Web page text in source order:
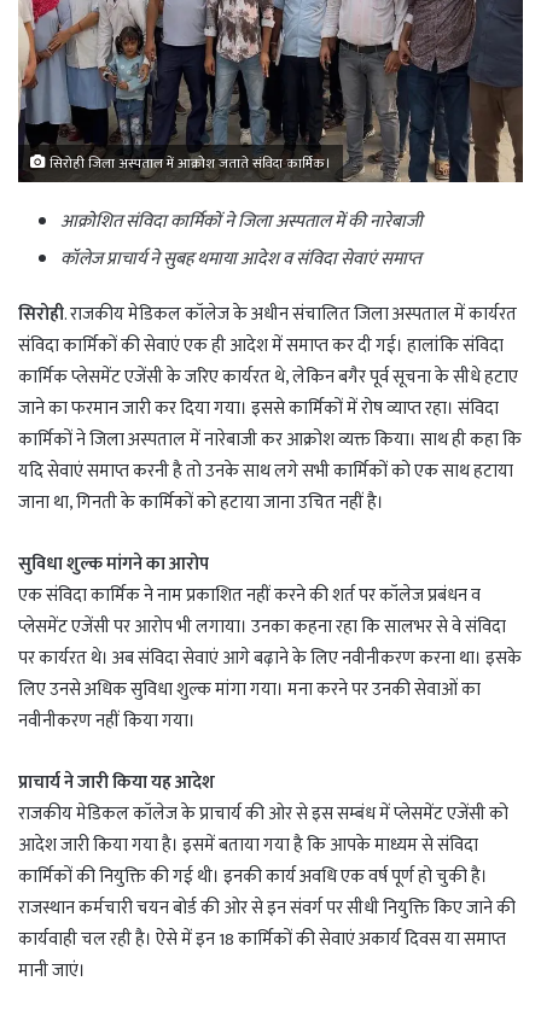
सिरोही जिला अस्पताल में आक्रोश जताते संविदा कार्मिक।
आक्रोशित संविदा कार्मिकों ने जिला अस्पताल में की नारेबाजी
कॉलेज प्राचार्य ने सुबह थमाया आदेश व संविदा सेवाएं समाप्त
सिरोही. राजकीय मेडिकल कॉलेज के अधीन संचालित जिला अस्पताल में कार्यरत
संविदा कार्मिकों की सेवाएं एक ही आदेश में समाप्त कर दी गई। हालांकि संविदा
कार्मिक प्लेसमेंट एजेंसी के जरिए कार्यरत थे, लेकिन बगैर पूर्व सूचना के सीधे हटाए
जाने का फरमान जारी कर दिया गया। इससे कार्मिकों में रोष व्याप्त रहा। संविदा
कार्मिकों ने जिला अस्पताल में नारेबाजी कर आक्रोश व्यक्त किया। साथ ही कहा कि
यदि सेवाएं समाप्त करनी है तो उनके साथ लगे सभी कार्मिकों को एक साथ हटाया
जाना था, गिनती के कार्मिकों को हटाया जाना उचित नहीं है।
सुविधा शुल्क मांगने का आरोप
एक संविदा कार्मिक ने नाम प्रकाशित नहीं करने की शर्त पर कॉलेज प्रबंधन व
प्लेसमेंट एजेंसी पर आरोप भी लगाया। उनका कहना रहा कि सालभर से वे संविदा
पर कार्यरत थे। अब संविदा सेवाएं आगे बढ़ाने के लिए नवीनीकरण करना था। इसके
लिए उनसे अधिक सुविधा शुल्क मांगा गया। मना करने पर उनकी सेवाओं का
नवीनीकरण नहीं किया गया।
प्राचार्य ने जारी किया यह आदेश
राजकीय मेडिकल कॉलेज के प्राचार्य की ओर से इस सम्बंध में प्लेसमेंट एजेंसी को
आदेश जारी किया गया है। इसमें बताया गया है कि आपके माध्यम से संविदा
कार्मिकों की नियुक्ति की गई थी। इनकी कार्य अवधि एक वर्ष पूर्ण हो चुकी है।
राजस्थान कर्मचारी चयन बोर्ड की ओर से इन संवर्ग पर सीधी नियुक्ति किए जाने की
कार्यवाही चल रही है। ऐसे में इन 18 कार्मिकों की सेवाएं अकार्य दिवस या समाप्त
मानी जाएं।